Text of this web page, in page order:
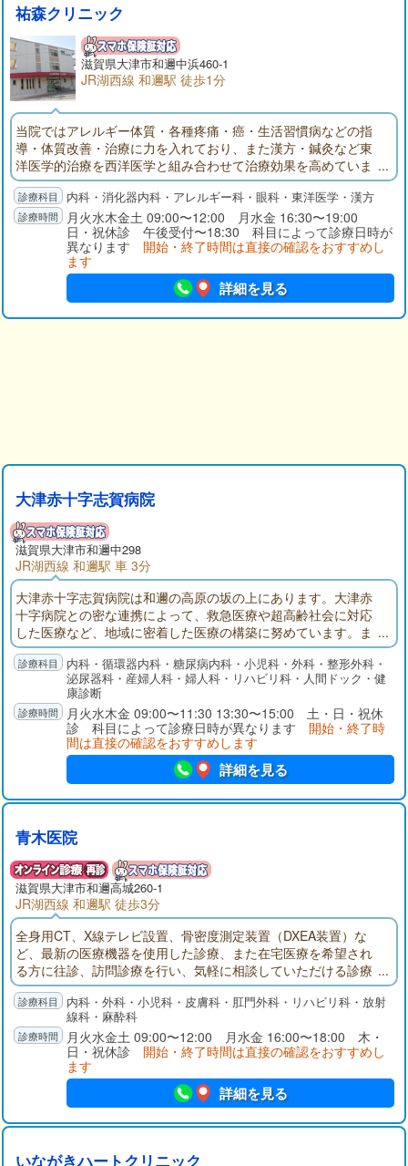
感が少ないよう心がけています。また、地域の多くの医療機関
と連携しているため、必要な場合は、迅速に他の病院へ紹介す
ることが可能です。内科では、風邪や感染症はもちろん、特に
生活習慣病の診療に力をいれています。糖尿病、高血圧、高脂
血症、高尿酸血症などの病気は、中高年のみならず、若い患者
さまにも増えています。お身体に不調を感じる方は、まず当院
にて血液検査を受けていただくことをおすすめします。なお小
児科ではお子さまの定期予防接種に対応しており、彦根市在住
の方は無料で接種可能です。当院へは、近江鉄道本線・ひこね
芹川駅から徒歩約16分、JR東海道線・彦根駅から徒歩約20分の
場所にあります。駐車場は15台分のご用意があります。
祐森クリニック
滋賀県大津市和邇中浜460-1
JR湖西線 和邇駅 徒歩1分
当院ではアレルギー体質・各種疼痛・癌・生活習慣病などの指
導・体質改善・治療に力を入れており、また漢方・鍼灸など東
洋医学的治療を西洋医学と組み合わせて治療効果を高めていま
す。また眼科での白内障・緑内障の手術や胃腸科での胃・大腸
のポリープ・癌のポリペクトミー及び粘膜切除術切除などは最
新の設備で日帰り手術を行っています。
内科・消化器内科・アレルギー科・眼科・東洋医学・漢方
月火水木金土 09:00〜12:00 月水金 16:30〜19:00
日・祝休診 午後受付〜18:30 科目によって診療日時が
異なります 開始・終了時間は直接の確認をおすすめし
ます
詳細を見る
大津赤十字志賀病院
滋賀県大津市和邇中298
JR湖西線 和邇駅 車 3分
大津赤十字志賀病院は和邇の高原の坂の上にあります。大津赤
十字病院との密な連携によって、救急医療や超高齢社会に対応
した医療など、地域に密着した医療の構築に努めています。ま
た、地域の皆さんの健康増進と病気の早期発見などの予防医学
を推し進め、早期治療に寄与するとともに、療養型病床と地域
包括ケア病床を設けることで、命を尊び、心のケアまでを考え
た生涯医療と生涯看護の提供に努めています。
内科・循環器内科・糖尿病内科・小児科・外科・整形外科・
泌尿器科・産婦人科・婦人科・リハビリ科・人間ドック・健
康診断
月火水木金 09:00〜11:30 13:30〜15:00 土・日・祝休
診 科目によって診療日時が異なります 開始・終了時
間は直接の確認をおすすめします
詳細を見る
青木医院
滋賀県大津市和邇高城260-1
JR湖西線 和邇駅 徒歩3分
全身用CT、X線テレビ設置、骨密度測定装置（DXEA装置）な
ど、最新の医療機器を使用した診療、また在宅医療を希望され
る方に往診、訪問診療を行い、気軽に相談していただける診療
所を目指します。
内科・外科・小児科・皮膚科・肛門外科・リハビリ科・放射
線科・麻酔科
月火水金土 09:00〜12:00 月水金 16:00〜18:00 木・
日・祝休診 開始・終了時間は直接の確認をおすすめし
ます
詳細を見る
いながきハートクリニック